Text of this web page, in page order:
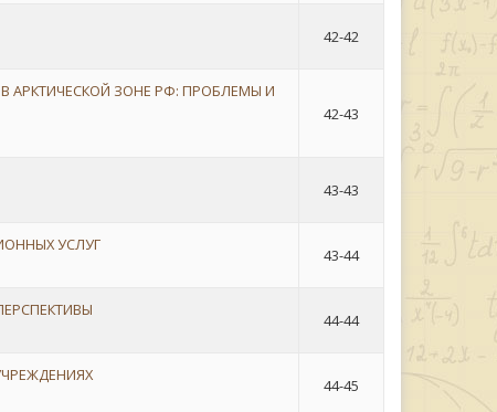
42-42
ЗОНЕ РФ: ПРОБЛЕМЫ И
42-43
43-43
УСЛУГ
43-44
44-44
44-45